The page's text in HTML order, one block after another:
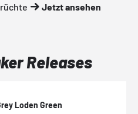
Jetzt ansehen
Releases
Loden Green